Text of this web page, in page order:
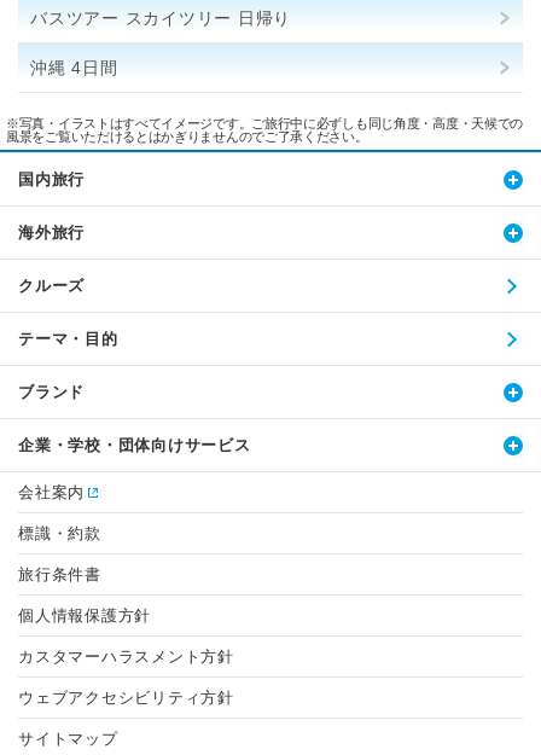
バスツアー スカイツリー 日帰り
沖縄 4日間
※写真・イラストはすべてイメージです。ご旅行中に必ずしも同じ角度・高度・天候での
風景をご覧いただけるとはかぎりませんのでご了承ください。
国内旅行
海外旅行
クルーズ
テーマ・目的
ブランド
企業・学校・団体向けサービス
会社案内
標識・約款
旅行条件書
個人情報保護方針
カスタマーハラスメント方針
ウェブアクセシビリティ方針
サイトマップ